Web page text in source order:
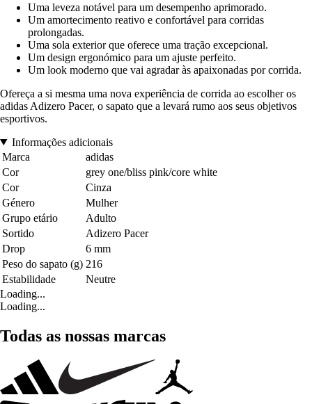
Uma leveza notável para um desempenho aprimorado.
Um amortecimento reativo e confortável para corridas
prolongadas.
Uma sola exterior que oferece uma tração excepcional.
Um design ergonómico para um ajuste perfeito.
Um look moderno que vai agradar às apaixonadas por corrida.
Ofereça a si mesma uma nova experiência de corrida ao escolher os
adidas Adizero Pacer, o sapato que a levará rumo aos seus objetivos
esportivos.
Informações adicionais
Marca
adidas
Cor
grey one/bliss pink/core white
Cor
Cinza
Género
Mulher
Grupo etário
Adulto
Sortido
Adizero Pacer
Drop
6 mm
Peso do sapato (g) 216
Estabilidade
Neutre
Loading...
Loading...
Todas as nossas marcas